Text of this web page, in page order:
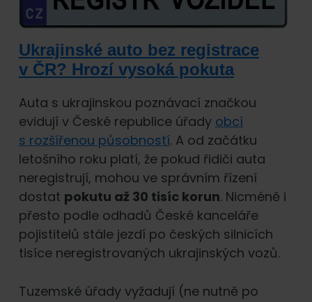
Ukrajinské auto bez registrace
v ČR? Hrozí vysoká pokuta
Auta s ukrajinskou poznávací značkou
evidují v České republice úřady obcí
s rozšířenou působností. A od začátku
letošního roku platí, že pokud řidiči auta
neregistrují, mohou ve správním řízení
dostat pokutu až 30 tisíc korun. Nicméně i
přesto podle odhadů České kanceláře
pojistitelů stále jezdí po českých silnicích
tisíce neregistrovaných ukrajinských vozů.
Tuzemské úřady vyžadují (ne nutně po